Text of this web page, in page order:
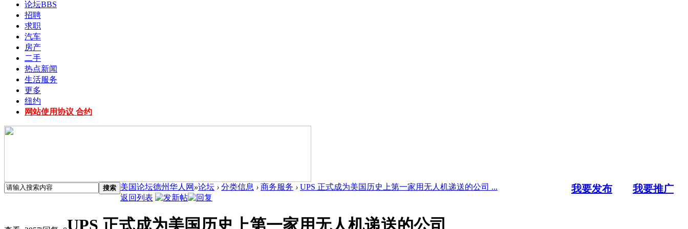
论坛BBS
招聘
求职
汽车
房产
二手
热点新闻
生活服务
更多
纽约
网站使用协议 合约
搜索 我要发布 我要推广
美国论坛德州华人网 »论坛 › 分类信息 › 商务服务 › UPS 正式成为美国历史上第一家用无人机递送的公司 ...
返回列表
UPS 正式成为美国历史上第一家用无人机递送的公司